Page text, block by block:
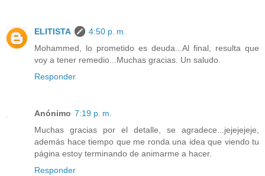
ELITISTA
4:50 p. m.
Mohammed, lo prometido es deuda...Al final, resulta que
voy a tener remedio...Muchas gracias. Un saludo.
Responder
Anónimo 7:19 p. m.
Muchas gracias por el detalle, se agradece...jejejejeje,
además hace tiempo que me ronda una idea que viendo tu
página estoy terminando de animarme a hacer.
Responder